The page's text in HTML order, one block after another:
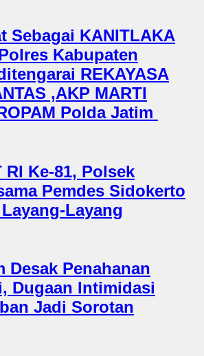
Sebagai KANITLAKA
Kabupaten
REKAYASA
,AKP MARTI
Polda Jatim
RI Ke-81, Polsek
Pemdes Sidokerto
Layang
Desak Penahanan
Dugaan Intimidasi
Jadi Sorotan